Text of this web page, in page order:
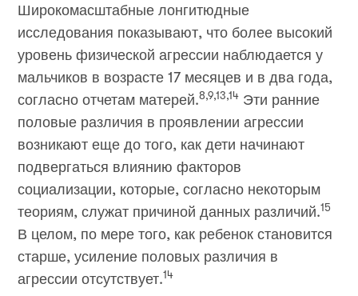
Широкомасштабные лонгитюдные
исследования показывают, что более высокий
уровень физической агрессии наблюдается у
мальчиков в возрасте 17 месяцев и в два года,
согласно отчетам матерей.8,9,13,14 Эти ранние
половые различия в проявлении агрессии
возникают еще до того, как дети начинают
подвергаться влиянию факторов
социализации, которые, согласно некоторым
теориям, служат причиной данных различий.15
В целом, по мере того, как ребенок становится
старше, усиление половых различия в
агрессии отсутствует.14